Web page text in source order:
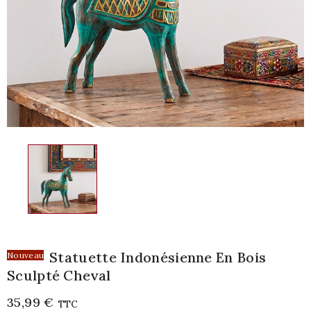
Nouveau
Statuette Indonésienne En Bois
Sculpté Cheval
35,99 € TTC